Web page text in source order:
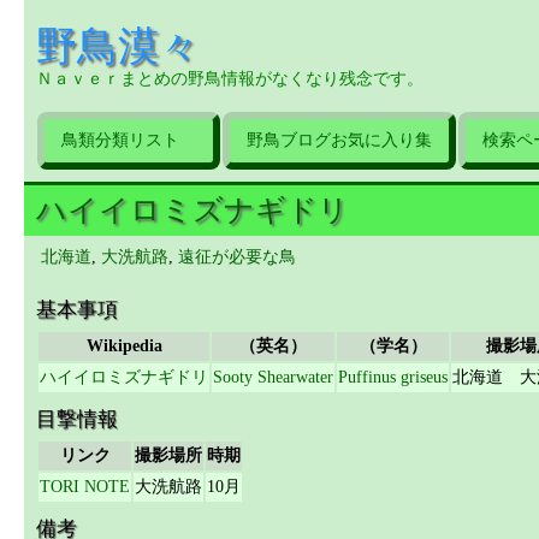
野鳥漠々
Ｎａｖｅｒまとめの野鳥情報がなくなり残念です。
鳥類分類リスト 野鳥ブログお気に入り集 検索ペ
ハイイロミズナギドリ
北海道 大洗航路 遠征が必要な鳥
基本事項
Wikipedia （英名） （学名）
撮影
ハイイロミズナギドリ Sooty Shearwater Puffinus griseus 北海道 大
目撃情報
リンク 撮影場所 時期
TORI NOTE 大洗航路 10月
備考